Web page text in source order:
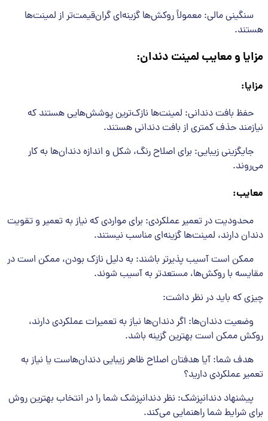
سنگینی مالی: معمولاً روکش‌ها گزینه‌ای گران‌قیمت‌تر از لمینت‌ها
هستند.
مزایا و معایب لمینت دندان:
مزایا:
حفظ بافت دندانی: لمینت‌ها نازک‌ترین پوشش‌هایی هستند که
نیازمند حذف کمتری از بافت دندانی هستند.
جایگزینی زیبایی: برای اصلاح رنگ، شکل و اندازه دندان‌ها به کار
می‌روند.
معایب:
محدودیت در تعمیر عملکردی: برای مواردی که نیاز به تعمیر و تقویت
دندان دارند، لمینت‌ها گزینه‌ای مناسب نیستند.
ممکن است آسیب پذیرتر باشند: به دلیل نازک بودن، ممکن است در
مقایسه با روکش‌ها، مستعدتر به آسیب شوند.
چیزی که باید در نظر داشت:
وضعیت دندان‌ها: اگر دندان‌ها نیاز به تعمیرات عملکردی دارند،
روکش ممکن است بهترین گزینه باشد.
هدف شما: آیا هدفتان اصلاح ظاهر زیبایی دندان‌هاست یا نیاز به
تعمیر عملکردی دارید؟
پیشنهاد دندانپزشک: نظر دندانپزشک شما را در انتخاب بهترین روش
برای شرایط شما راهنمایی می‌کند.